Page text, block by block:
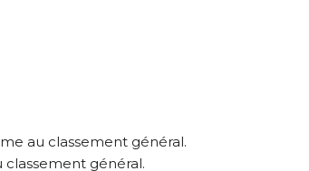
au classement général.
classement général.